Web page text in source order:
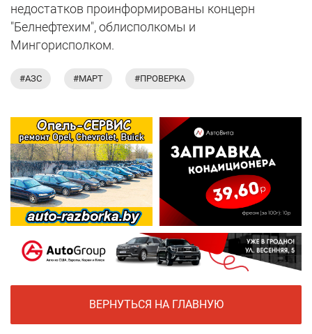
недостатков проинформированы концерн
"Белнефтехим", облисполкомы и
Мингорисполком.
#АЗС #МАРТ #ПРОВЕРКА
ВЕРНУТЬСЯ НА ГЛАВНУЮ